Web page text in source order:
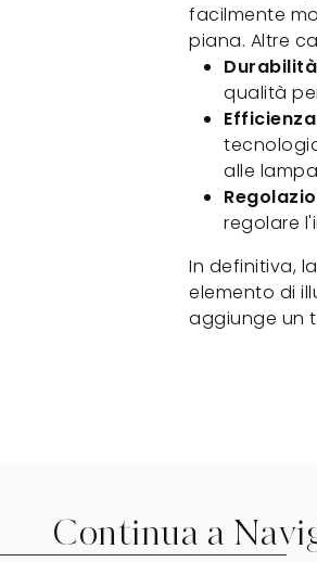
facilmente
piana. Altre
Durabilità
qualità
alle
regolare
In definitiva, la
elemento di
aggiunge un
Continua a